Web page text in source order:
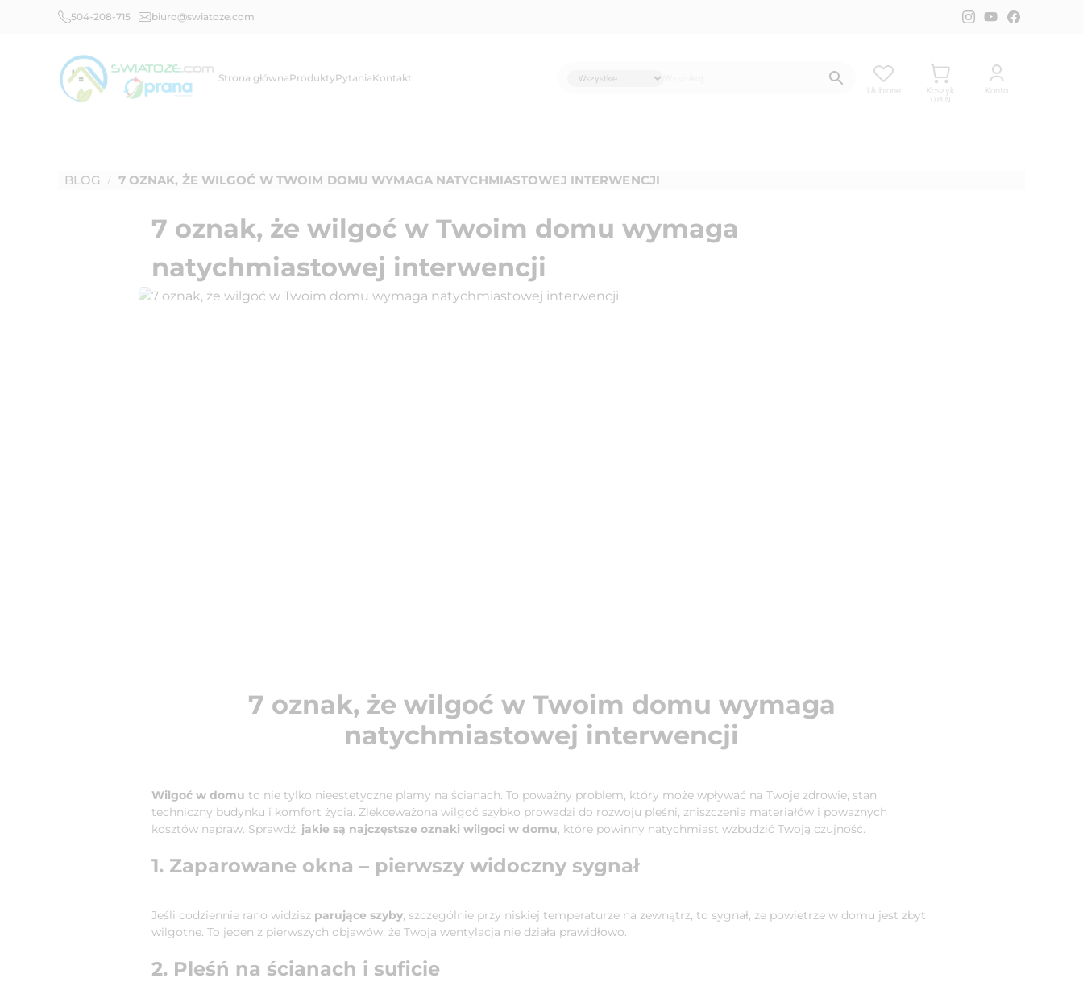
504-208-715 biuro@swiatoze.com
Strona głównaProduktyPytaniaKontakt
Ulubione
Koszyk
0 PLN
Konto
BLOG / 7 OZNAK, ŻE WILGOĆ W TWOIM DOMU WYMAGA NATYCHMIASTOWEJ INTERWENCJI
7 oznak, że wilgoć w Twoim domu wymaga
natychmiastowej interwencji
7 oznak, że wilgoć w Twoim domu wymaga
natychmiastowej interwencji
Wilgoć w domu to nie tylko nieestetyczne plamy na ścianach. To poważny problem, który może wpływać na Twoje zdrowie, stan
techniczny budynku i komfort życia. Zlekceważona wilgoć szybko prowadzi do rozwoju pleśni, zniszczenia materiałów i poważnych
kosztów napraw. Sprawdź, jakie są najczęstsze oznaki wilgoci w domu, które powinny natychmiast wzbudzić Twoją czujność.
1. Zaparowane okna – pierwszy widoczny sygnał
Jeśli codziennie rano widzisz parujące szyby, szczególnie przy niskiej temperaturze na zewnątrz, to sygnał, że powietrze w domu jest zbyt
wilgotne. To jeden z pierwszych objawów, że Twoja wentylacja nie działa prawidłowo.
2. Pleśń na ścianach i suficie